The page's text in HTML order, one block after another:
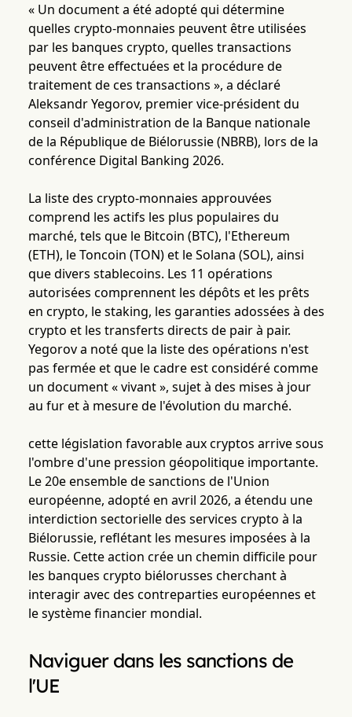
« Un document a été adopté qui détermine
quelles crypto-monnaies peuvent être utilisées
par les banques crypto, quelles transactions
peuvent être effectuées et la procédure de
traitement de ces transactions », a déclaré
Aleksandr Yegorov, premier vice-président du
conseil d'administration de la Banque nationale
de la République de Biélorussie (NBRB), lors de la
conférence Digital Banking 2026.
La liste des crypto-monnaies approuvées
comprend les actifs les plus populaires du
marché, tels que le Bitcoin (BTC), l'Ethereum
(ETH), le Toncoin (TON) et le Solana (SOL), ainsi
que divers stablecoins. Les 11 opérations
autorisées comprennent les dépôts et les prêts
en crypto, le staking, les garanties adossées à des
crypto et les transferts directs de pair à pair.
Yegorov a noté que la liste des opérations n'est
pas fermée et que le cadre est considéré comme
un document « vivant », sujet à des mises à jour
au fur et à mesure de l'évolution du marché.
cette législation favorable aux cryptos arrive sous
l'ombre d'une pression géopolitique importante.
Le 20e ensemble de sanctions de l'Union
européenne, adopté en avril 2026, a étendu une
interdiction sectorielle des services crypto à la
Biélorussie, reflétant les mesures imposées à la
Russie. Cette action crée un chemin difficile pour
les banques crypto biélorusses cherchant à
interagir avec des contreparties européennes et
le système financier mondial.
Naviguer dans les sanctions de
l'UE